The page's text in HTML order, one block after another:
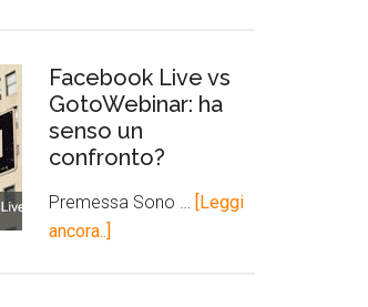
Facebook Live vs
GotoWebinar: ha
senso un
confronto?
Premessa Sono …
[Leggi
ancora..]